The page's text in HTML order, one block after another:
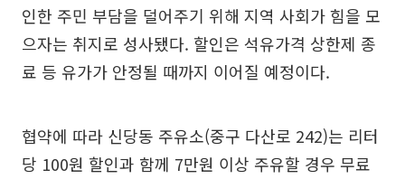
인한 주민 부담을 덜어주기 위해 지역 사회가 힘을 모
으자는 취지로 성사됐다. 할인은 석유가격 상한제 종
료 등 유가가 안정될 때까지 이어질 예정이다.
협약에 따라 신당동 주유소(중구 다산로 242)는 리터
당 100원 할인과 함께 7만원 이상 주유할 경우 무료